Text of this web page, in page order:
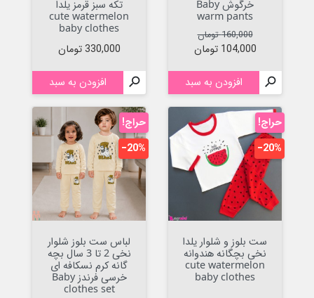
خرگوش Baby
warm pants
قیمت عادی
160,000 تومان
قیمت
104,000 تومان
 افزودن به سبد
تکه سبز قرمز یلدا
cute watermelon
baby clothes
قیمت
330,000 تومان
 افزودن به سبد
ست بلوز و شلوار یلدا
نخی بچگانه هندوانه
cute watermelon
baby clothes
حراج!
‎−20%
لباس ست بلوز شلوار
نخی 2 تا 3 سال بچه
گانه کرم نسکافه ای
خرسی فرندز Baby
clothes set
حراج!
‎−20%